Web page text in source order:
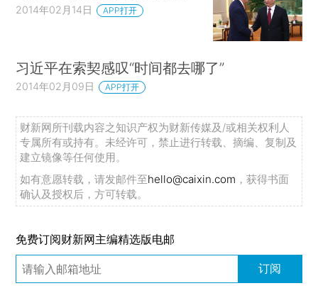
2014年02月14日 APP打开
习近平在索契感叹“时间都去哪了”
2014年02月09日 APP打开
财新网所刊载内容之知识产权为财新传媒及/或相关权利人
专属所有或持有。未经许可，禁止进行转载、摘编、复制及
建立镜像等任何使用。
如有意愿转载，请发邮件至hello@caixin.com ，获得书面
确认及授权后，方可转载。
免费订阅财新网主编精选版电邮
订阅